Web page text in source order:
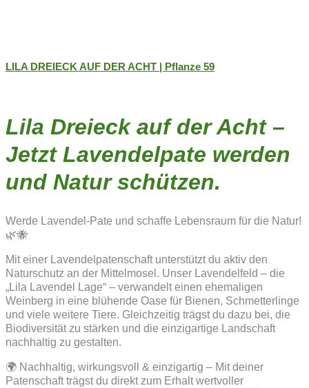
LILA DREIECK AUF DER ACHT | Pflanze 59
Lila Dreieck auf der Acht –
Jetzt Lavendelpate werden
und Natur schützen.
Werde Lavendel-Pate und schaffe Lebensraum für die Natur!
🌿🐝
Mit einer Lavendelpatenschaft unterstützt du aktiv den
Naturschutz an der Mittelmosel. Unser Lavendelfeld – die
„Lila Lavendel Lage“ – verwandelt einen ehemaligen
Weinberg in eine blühende Oase für Bienen, Schmetterlinge
und viele weitere Tiere. Gleichzeitig trägst du dazu bei, die
Biodiversität zu stärken und die einzigartige Landschaft
nachhaltig zu gestalten.
🌍 Nachhaltig, wirkungsvoll & einzigartig – Mit deiner
Patenschaft trägst du direkt zum Erhalt wertvoller